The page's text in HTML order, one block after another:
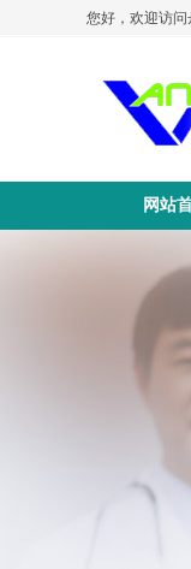
您好，欢迎访问
网站